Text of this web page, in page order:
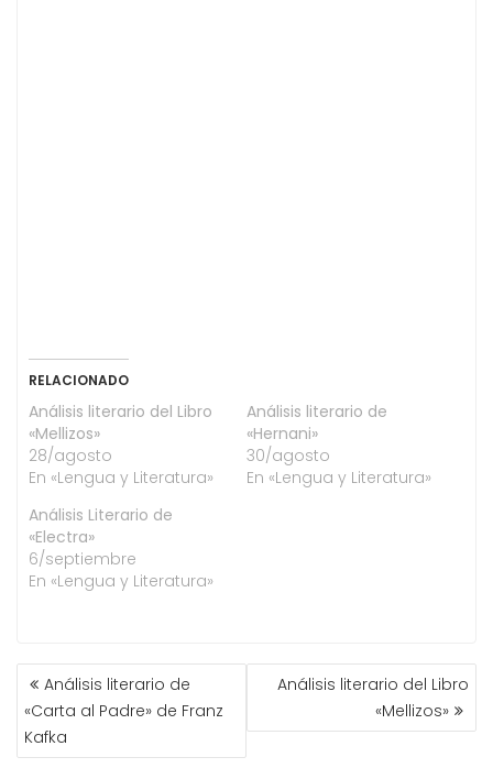
RELACIONADO
Análisis literario del Libro
«Mellizos»
28/agosto
En «Lengua y Literatura»
Análisis literario de
«Hernani»
30/agosto
En «Lengua y Literatura»
Análisis Literario de
«Electra»
6/septiembre
En «Lengua y Literatura»
NAVEGACIÓN
DE
ENTRADAS
Análisis literario de
«Carta al Padre» de Franz
Kafka
Análisis literario del Libro
«Mellizos»